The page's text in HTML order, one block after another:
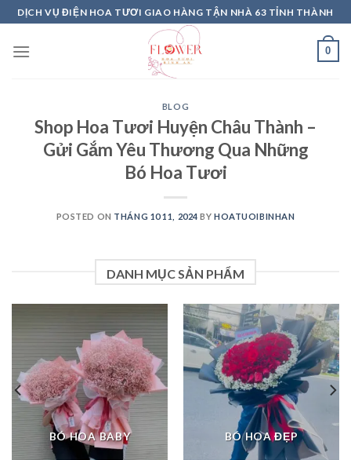
Skip
to
content
DỊCH VỤ ĐIỆN HOA TƯƠI GIAO HÀNG TẬN NHÀ 63 TỈNH THÀNH
0
BLOG
Shop Hoa Tươi Huyện Châu Thành –
Gửi Gắm Yêu Thương Qua Những
Bó Hoa Tươi
POSTED ON THÁNG 10 11, 2024 BYHOATUOIBINHAN
DANH MỤC SẢN PHẨM
BÓ HOA BABY BÓ HOA ĐẸP